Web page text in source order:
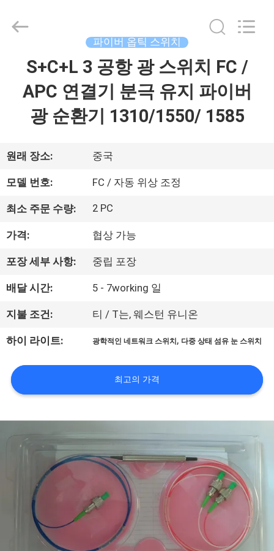
우
리
에
여
공
장
여
행
2026
Dongguan
Reserved.
파이버 옵틱 스위치
S+C+L 3 공항 광 스위치 FC /
APC 연결기 분극 유지 파이버
광 순환기 1310/1550/ 1585
원래 장소: 중국
모델 번호: FC / 자동 위상 조정
최소 주문 수량: 2 PC
가격: 협상 가능
포장 세부 사항: 중립 포장
배달 시간: 5 - 7working 일
지불 조건: 티 / T는, 웨스턴 유니온
하이 라이트: 광학적인 네트워크 스위치 , 다중 상태 섬유 눈 스위치
최고의 가격